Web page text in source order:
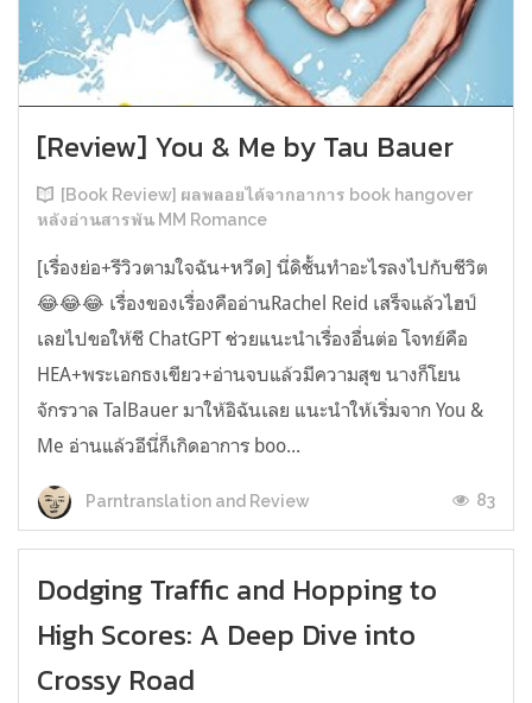
[Review] You & Me by Tau Bauer
[Book Review] ผลพลอยได้จากอาการ book hangover
หลังอ่านสารพัน MM Romance
[เรื่องย่อ+รีวิวตามใจฉัน+หวีด] นี่ดิชั้นทำอะไรลงไปกับชีวิต
😂😂😂 เรื่องของเรื่องคืออ่านRachel Reid เสร็จแล้วไฮป์
เลยไปขอให้ชี ChatGPT ช่วยแนะนำเรื่องอื่นต่อ โจทย์คือ
HEA+พระเอกธงเขียว+อ่านจบแล้วมีความสุข นางก็โยน
จักรวาล TalBauer มาให้อิฉันเลย แนะนำให้เริ่มจาก You &
Me อ่านแล้วอีนี่ก็เกิดอาการ boo...
Parntranslation and Review 83
Dodging Traffic and Hopping to
High Scores: A Deep Dive into
Crossy Road